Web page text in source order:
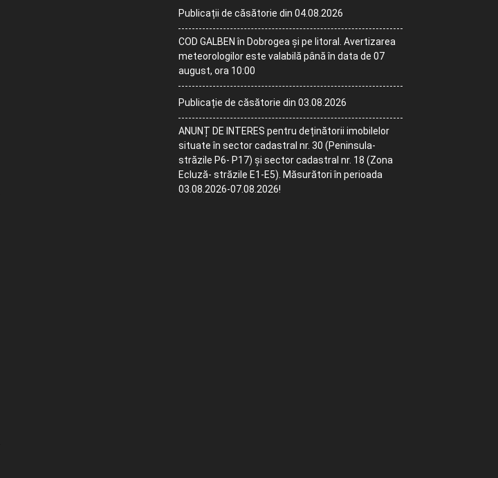
Publicații de căsătorie din 04.08.2026
COD GALBEN în Dobrogea și pe litoral. Avertizarea
meteorologilor este valabilă până în data de 07
august, ora 10:00
Publicație de căsătorie din 03.08.2026
ANUNȚ DE INTERES pentru deținătorii imobilelor
situate în sector cadastral nr. 30 (Peninsula-
străzile P6- P17) și sector cadastral nr. 18 (Zona
Ecluză- străzile E1-E5). Măsurători în perioada
03.08.2026-07.08.2026!